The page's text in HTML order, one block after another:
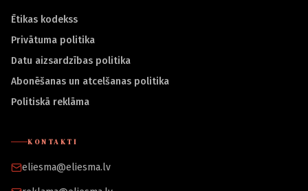
Ētikas kodekss
Privātuma politika
Datu aizsardzības politika
Abonēšanas un atcelšanas politika
Politiskā reklāma
KONTAKTI
eliesma@eliesma.lv